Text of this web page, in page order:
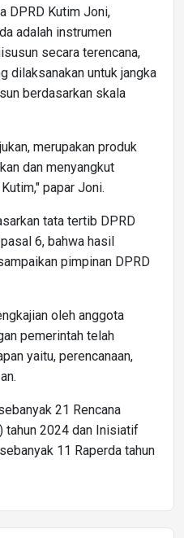
DPRD Kutim Joni,
adalah instrumen
secara terencana,
dilaksanakan untuk jangka
berdasarkan skala
merupakan produk
dan menyangkut
papar Joni.
tata tertib DPRD
6, bahwa hasil
pimpinan DPRD
oleh anggota
pemerintah telah
yaitu, perencanaan,
21 Rencana
tahun 2024 dan Inisiatif
11 Raperda tahun